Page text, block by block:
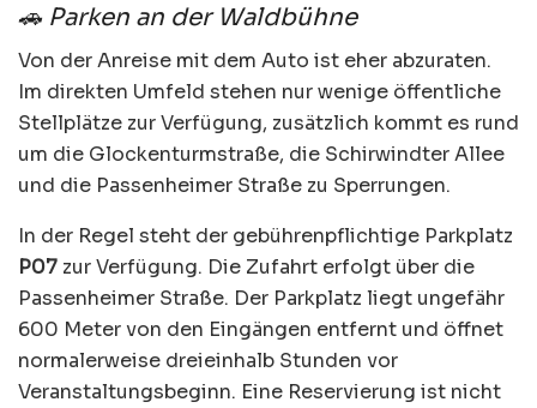
🚗 Parken an der Waldbühne
Von der Anreise mit dem Auto ist eher abzuraten.
Im direkten Umfeld stehen nur wenige öffentliche
Stellplätze zur Verfügung, zusätzlich kommt es rund
um die Glockenturmstraße, die Schirwindter Allee
und die Passenheimer Straße zu Sperrungen.
In der Regel steht der gebührenpflichtige Parkplatz
P07 zur Verfügung. Die Zufahrt erfolgt über die
Passenheimer Straße. Der Parkplatz liegt ungefähr
600 Meter von den Eingängen entfernt und öffnet
normalerweise dreieinhalb Stunden vor
Veranstaltungsbeginn. Eine Reservierung ist nicht